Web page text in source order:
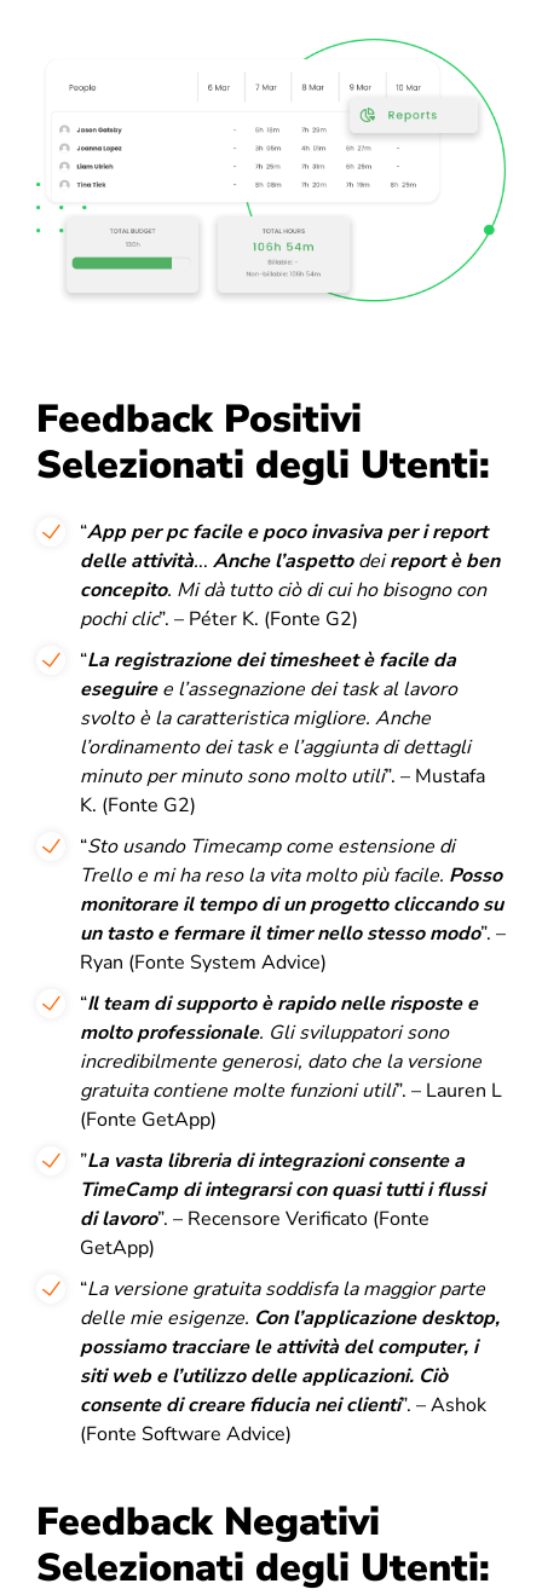
Feedback Positivi
Selezionati degli Utenti:
“App per pc facile e poco invasiva per i report
delle attività... Anche l’aspettodeireport è ben
concepito. Mi dà tutto ciò di cui ho bisogno con
pochi clic”. – Péter K. (Fonte G2)
“La registrazione dei timesheet è facile da
eseguiree l’assegnazione dei task al lavoro
svolto è la caratteristica migliore. Anche
l’ordinamento dei task e l’aggiunta di dettagli
minuto per minuto sono molto utili”. – Mustafa
K. (Fonte G2)
“Sto usando Timecamp come estensione di
Trello e mi ha reso la vita molto più facile. Posso
monitorare il tempo di un progetto cliccando su
un tasto e fermare il timer nello stesso modo”. –
Ryan (Fonte System Advice)
“Ilteam di supporto è rapido nelle risposte e
molto professionale. Gli sviluppatori sono
incredibilmente generosi, dato che la versione
gratuita contiene molte funzioni utili”. – Lauren L
(Fonte GetApp)
”La vasta libreria di integrazioni consente a
TimeCamp di integrarsi con quasi tutti i flussi
di lavoro”. – Recensore Verificato (Fonte
GetApp)
“La versione gratuita soddisfa la maggior parte
delle mie esigenze. Con l’applicazione desktop,
possiamo tracciare le attività del computer, i
siti web e l’utilizzo delle applicazioni. Ciò
consente di creare fiducia nei clienti”. – Ashok
(Fonte Software Advice)
Feedback Negativi
Selezionati degli Utenti: